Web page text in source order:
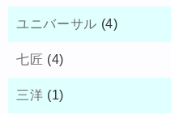
ユニバーサル (4)
七匠 (4)
三洋 (1)